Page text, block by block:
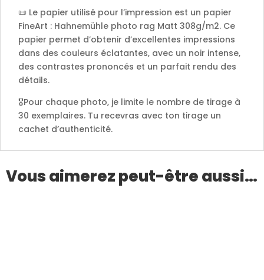
📜 Le papier utilisé pour l’impression est un papier
FineArt : Hahnemühle photo rag Matt 308g/m2. Ce
papier permet d’obtenir d’excellentes impressions
dans des couleurs éclatantes, avec un noir intense,
des contrastes prononcés et un parfait rendu des
détails.
🎖️Pour chaque photo, je limite le nombre de tirage à
30 exemplaires. Tu recevras avec ton tirage un
cachet d’authenticité.
Vous aimerez peut-être aussi…